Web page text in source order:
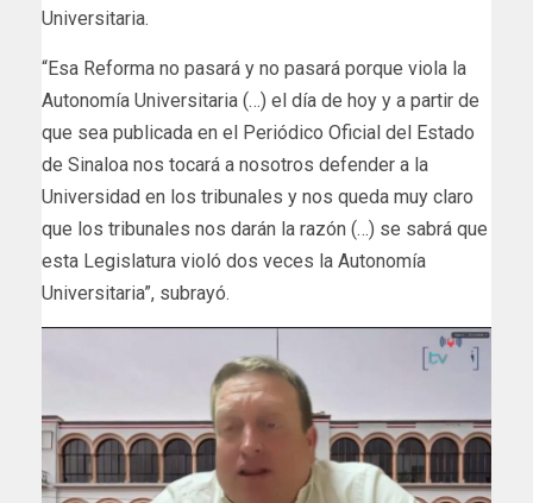
Universitaria.
“Esa Reforma no pasará y no pasará porque viola la
Autonomía Universitaria (…) el día de hoy y a partir de
que sea publicada en el Periódico Oficial del Estado
de Sinaloa nos tocará a nosotros defender a la
Universidad en los tribunales y nos queda muy claro
que los tribunales nos darán la razón (…) se sabrá que
esta Legislatura violó dos veces la Autonomía
Universitaria”, subrayó.